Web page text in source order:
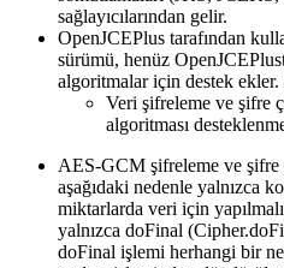
sağlayıcılarından gelir.
OpenJCEPlus tarafından
sürümü, henüz
algoritmalar için destek
Veri şifreleme ve şifre
algoritması
AES-GCM şifreleme ve şifre
aşağıdaki nedenle yalnızca
miktarlarda veri için
yalnızca doFinal (
doFinal işlemi herhangi bir